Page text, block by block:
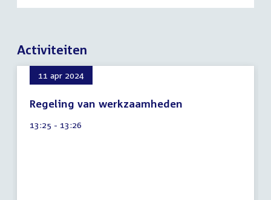
Activiteiten
11 apr 2024
Regeling van werkzaamheden
augustus
Tijd
13:25 - 13:26